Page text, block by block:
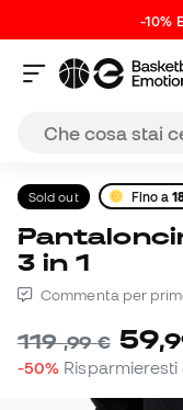
-10%
Sold out Fino a
Pantaloncini Nike Lebron DNA
3 in 1
Commenta per
119,99 € 59,
-50% Risparmieresti